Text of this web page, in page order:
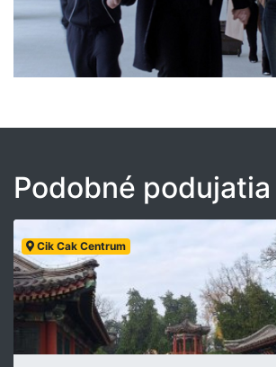
Podobné podujatia
Cik Cak Centrum